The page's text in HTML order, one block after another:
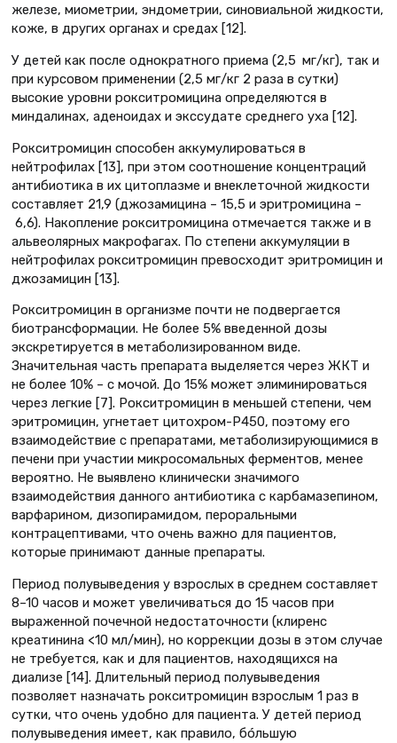
железе, миометрии, эндометрии, синовиальной жидкости,
коже, в других органах и средах [12].
У детей как после однократного приема (2,5 мг/кг), так и
при курсовом применении (2,5 мг/кг 2 раза в сутки)
высокие уровни рокситромицина определяются в
миндалинах, аденоидах и экссудате среднего уха [12].
Рокситромицин способен аккумулироваться в
нейтрофилах [13], при этом соотношение концентраций
антибиотика в их цитоплазме и внеклеточной жидкости
составляет 21,9 (джозамицина – 15,5 и эритромицина –
6,6). Накопление рокситромицина отмечается также и в
альвеолярных макрофагах. По степени аккумуляции в
нейтрофилах рокситромицин превосходит эритромицин и
джозамицин [13].
Рокситромицин в организме почти не подвергается
биотрансформации. Не более 5% введенной дозы
экскретируется в метаболизированном виде.
Значительная часть препарата выделяется через ЖКТ и
не более 10% – с мочой. До 15% может элиминироваться
через легкие [7]. Рокситромицин в меньшей степени, чем
эритромицин, угнетает цитохром-Р450, поэтому его
взаимодействие с препаратами, метаболизирующимися в
печени при участии микросомальных ферментов, менее
вероятно. Не выявлено клинически значимого
взаимодействия данного антибиотика с карбамазепином,
варфарином, дизопирамидом, пероральными
контрацептивами, что очень важно для пациентов,
которые принимают данные препараты.
Период полувыведения у взрослых в среднем составляет
8–10 часов и может увеличиваться до 15 часов при
выраженной почечной недостаточности (клиренс
креатинина <10 мл/мин), но коррекции дозы в этом случае
не требуется, как и для пациентов, находящихся на
диализе [14]. Длительный период полувыведения
позволяет назначать рокситромицин взрослым 1 раз в
сутки, что очень удобно для пациента. У детей период
полувыведения имеет, как правило, бóльшую